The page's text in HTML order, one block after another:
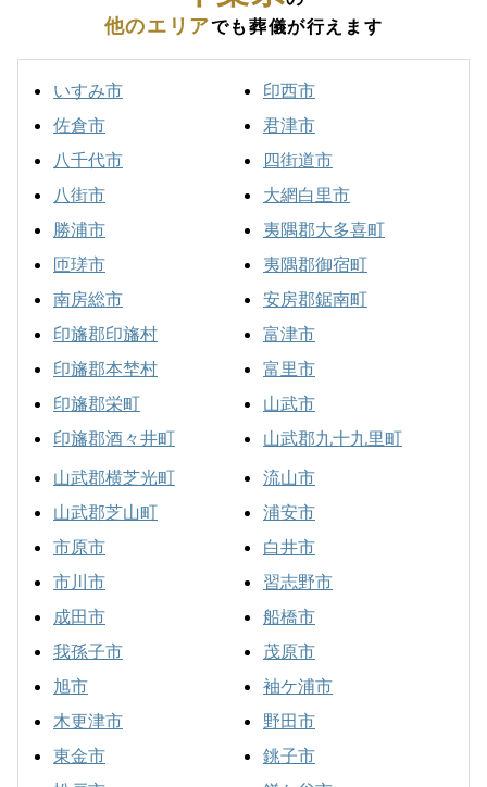
他のエリアでも葬儀が行えます
いすみ市
佐倉市
八千代市
八街市
勝浦市
匝瑳市
南房総市
印旛郡印旛村
印旛郡本埜村
印旛郡栄町
印旛郡酒々井町
印西市
君津市
四街道市
大網白里市
夷隅郡大多喜町
夷隅郡御宿町
安房郡鋸南町
富津市
富里市
山武市
山武郡九十九里町
山武郡横芝光町
山武郡芝山町
市原市
市川市
成田市
我孫子市
旭市
木更津市
東金市
流山市
浦安市
白井市
習志野市
船橋市
茂原市
袖ケ浦市
野田市
銚子市